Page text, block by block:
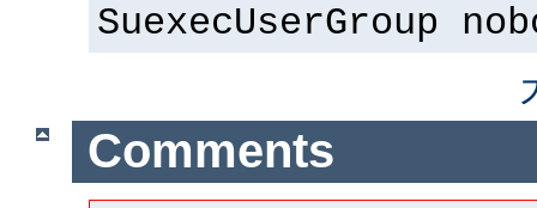
SuexecUserGroup
Comments